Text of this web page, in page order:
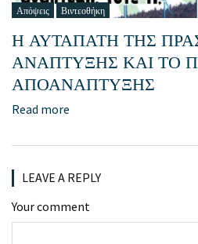
Απόψεις Βιντεοθήκη
Η ΑΥΤΑΠΑΤΗ ΤΗΣ
ΑΝΑΠΤΥΞΗΣ ΚΑΙ ΤΟ
ΑΠΟΑΝΑΠΤΥΞΗΣ
Read more
LEAVE A REPLY
Your comment